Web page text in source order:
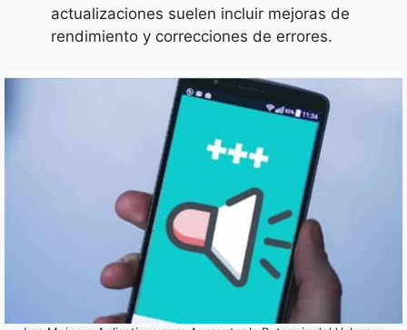
actualizaciones suelen incluir mejoras de
rendimiento y correcciones de errores.